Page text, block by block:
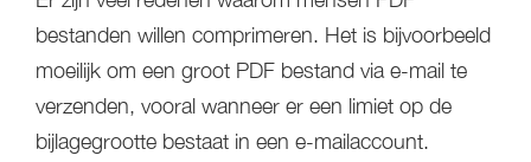
bestanden willen comprimeren. Het is bijvoorbeeld
moeilijk om een groot PDF bestand via e-mail te
verzenden, vooral wanneer er een limiet op de
bijlagegrootte bestaat in een e-mailaccount.